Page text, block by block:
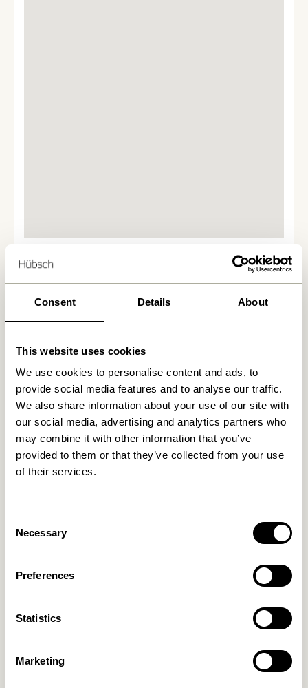
Consent Details About
This website uses cookies
We use cookies to personalise content and ads, to
provide social media features and to analyse our traffic.
We also share information about your use of our site with
our social media, advertising and analytics partners who
may combine it with other information that you’ve
provided to them or that they’ve collected from your use
of their services.
Selection
Necessary
Preferences
Statistics
Marketing
Geschäfte gefunden